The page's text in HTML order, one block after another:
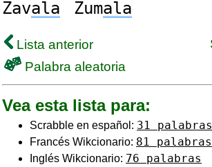
Zavala Zumala
Lista anterior
Palabra aleatoria
Vea esta lista para:
Scrabble en español: 31 palabras
Francés Wikcionario: 81 palabras
Inglés Wikcionario: 76 palabras